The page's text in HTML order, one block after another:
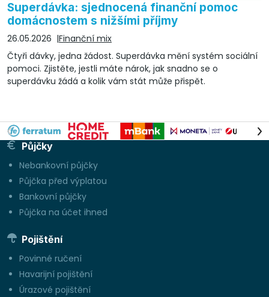
Superdávka: sjednocená finanční pomoc
domácnostem s nižšími příjmy
26.05.2026
Finanční mix
Čtyři dávky, jedna žádost. Superdávka mění systém sociální
pomoci. Zjistěte, jestli máte nárok, jak snadno se o
superdávku žádá a kolik vám stát může přispět.
Půjčky
Nebankovní půjčky
Půjčka před výplatou
Bankovní půjčky
Půjčka na účet ihned
Pojištění
Povinné ručení
Havarijní pojištění
Úrazové pojištění